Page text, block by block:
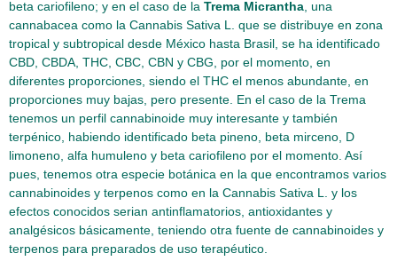
beta cariofileno; y en el caso de la Trema Micrantha , una
cannabacea como la Cannabis Sativa L. que se distribuye en zona
tropical y subtropical desde México hasta Brasil, se ha identificado
CBD, CBDA, THC, CBC, CBN y CBG, por el momento, en
diferentes proporciones, siendo el THC el menos abundante, en
proporciones muy bajas, pero presente. En el caso de la Trema
tenemos un perfil cannabinoide muy interesante y también
terpénico, habiendo identificado beta pineno, beta mirceno, D
limoneno, alfa humuleno y beta cariofileno por el momento. Así
pues, tenemos otra especie botánica en la que encontramos varios
cannabinoides y terpenos como en la Cannabis Sativa L. y los
efectos conocidos serian antinflamatorios, antioxidantes y
analgésicos básicamente, teniendo otra fuente de cannabinoides y
terpenos para preparados de uso terapéutico.